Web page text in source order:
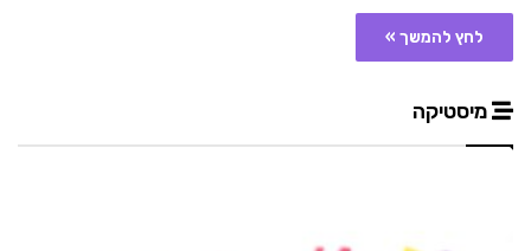
לחץ להמשך »
מיסטיקה